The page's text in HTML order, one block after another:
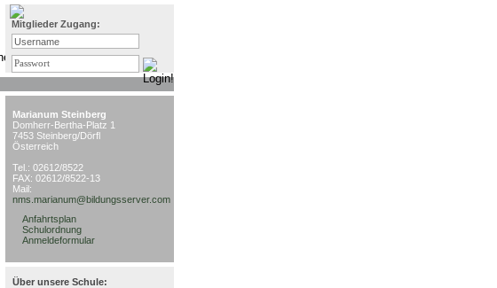
Mitglieder Zugang:
Marianum Steinberg
Domherr-Bertha-Platz 1
7453 Steinberg/Dörfl
Österreich
Tel.: 02612/8522
FAX: 02612/8522-13
Mail:
nms.marianum@bildungsserver.com
Anfahrtsplan
Schulordnung
Anmeldeformular
Über unsere Schule: